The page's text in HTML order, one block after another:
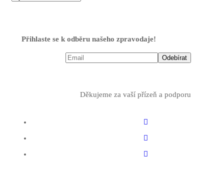
Přihlaste se k odběru našeho zpravodaje!
Děkujeme za vaší přízeň a podporu